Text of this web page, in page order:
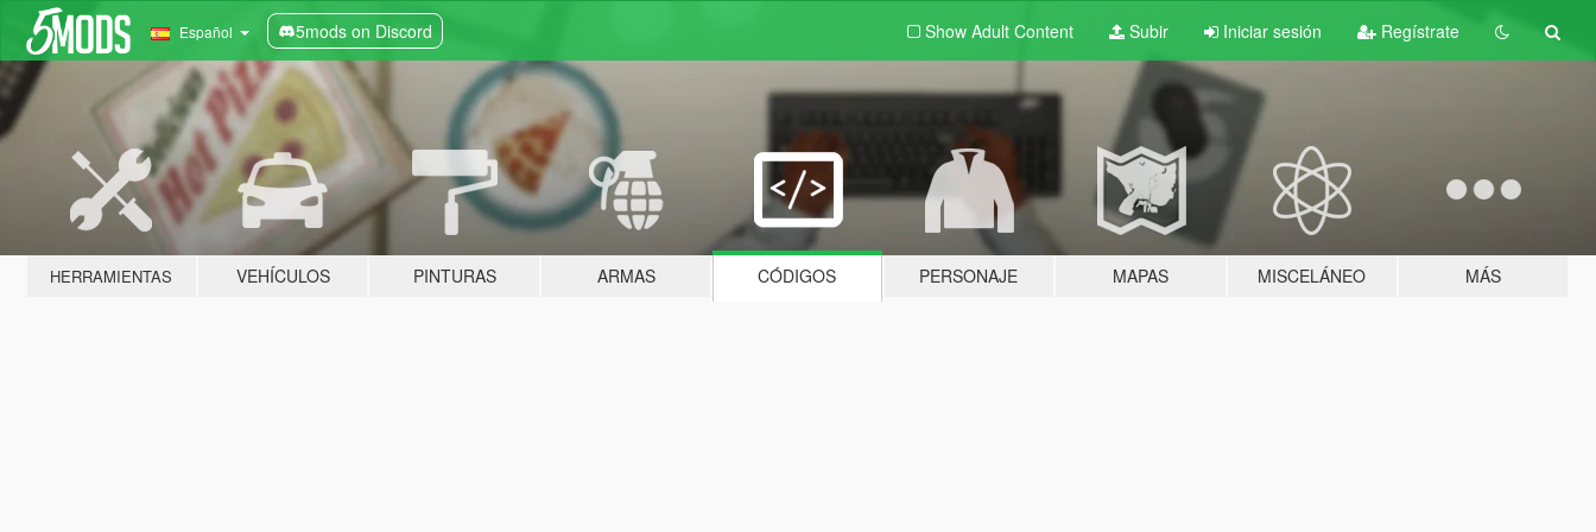
Español 5mods on Discord Show Adult Content Subir Iniciar sesión Regístrate
HERRAMIENTAS VEHÍCULOS PINTURAS ARMAS CÓDIGOS PERSONAJE MAPAS MISCELÁNEO MÁS